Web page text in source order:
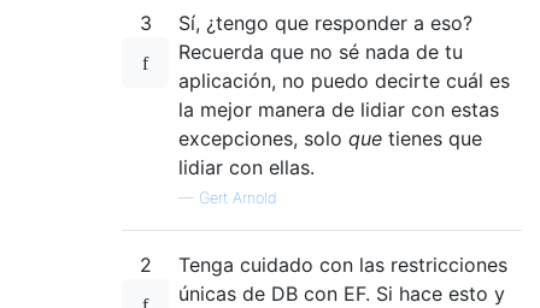
3
Sí, ¿tengo que responder a eso?
Recuerda que no sé nada de tu
aplicación, no puedo decirte cuál es
la mejor manera de lidiar con estas
excepciones, solo que tienes que
lidiar con ellas.
— Gert Arnold
2
Tenga cuidado con las restricciones
únicas de DB con EF. Si hace esto y